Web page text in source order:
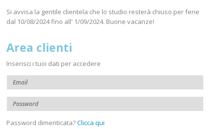
Si avvisa la gentile clientela che lo studio resterà chiuso per ferie
dal 10/08/2024 fino all' 1/09/2024. Buone vacanze!
Area clienti
Inserisci i tuoi dati per accedere
Password dimenticata?Clicca qui